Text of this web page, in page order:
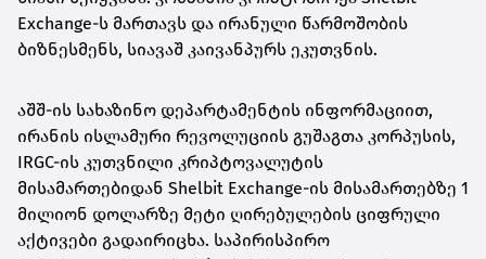
Exchange-ს მართავს და ირანული წარმოშობის
ბიზნესმენს, სიავაშ კაივანპურს ეკუთვნის.
აშშ-ის სახაზინო დეპარტამენტის ინფორმაციით,
ირანის ისლამური რევოლუციის გუშაგთა კორპუსის,
IRGC-ის კუთვნილი კრიპტოვალუტის
მისამართებიდან Shelbit Exchange-ის მისამართებზე 1
მილიონ დოლარზე მეტი ღირებულების ციფრული
აქტივები გადაირიცხა. საპირისპირო